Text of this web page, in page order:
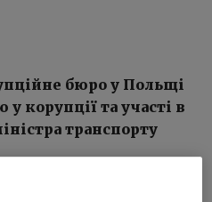
бюро у Польщі
у корупції та участі в
транспорту